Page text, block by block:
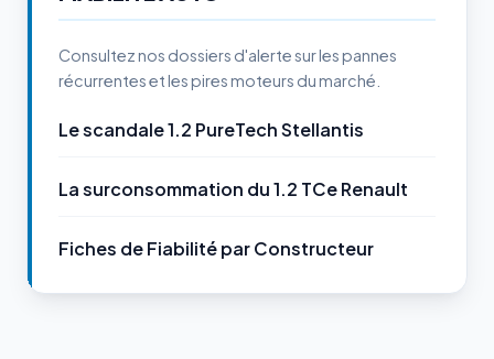
Consultez nos dossiers d'alerte sur les pannes
récurrentes et les pires moteurs du marché.
Le scandale 1.2 PureTech Stellantis
La surconsommation du 1.2 TCe Renault
Fiches de Fiabilité par Constructeur